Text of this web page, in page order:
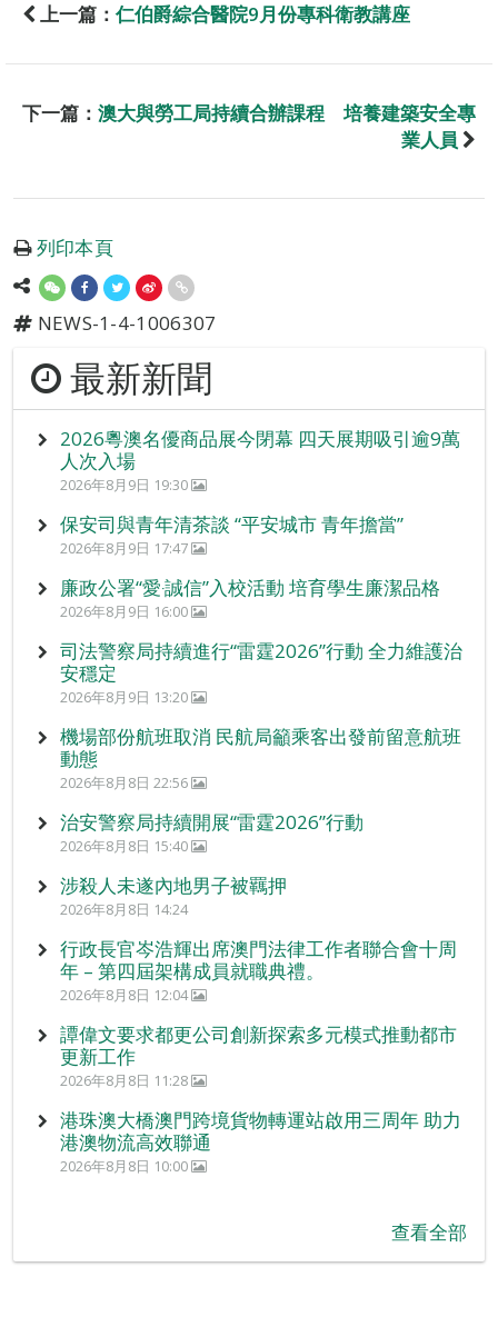
上一篇：仁伯爵綜合醫院9月份專科衛教講座
下一篇： 澳大與勞工局持續合辦課程 培養建築安全專
業人員
列印本頁
NEWS-1-4-1006307
最新新聞
2026粵澳名優商品展今閉幕 四天展期吸引逾9萬
人次入場
2026年8月9日 19:30
保安司與青年清茶談 “平安城市 青年擔當”
2026年8月9日 17:47
廉政公署“愛‧誠信”入校活動 培育學生廉潔品格
2026年8月9日 16:00
司法警察局持續進行“雷霆2026”行動 全力維護治
安穩定
2026年8月9日 13:20
機場部份航班取消 民航局籲乘客出發前留意航班
動態
2026年8月8日 22:56
治安警察局持續開展“雷霆2026”行動
2026年8月8日 15:40
涉殺人未遂內地男子被羈押
2026年8月8日 14:24
行政長官岑浩輝出席澳門法律工作者聯合會十周
年 – 第四屆架構成員就職典禮。
2026年8月8日 12:04
譚偉文要求都更公司創新探索多元模式推動都市
更新工作
2026年8月8日 11:28
港珠澳大橋澳門跨境貨物轉運站啟用三周年 助力
港澳物流高效聯通
2026年8月8日 10:00
查看全部